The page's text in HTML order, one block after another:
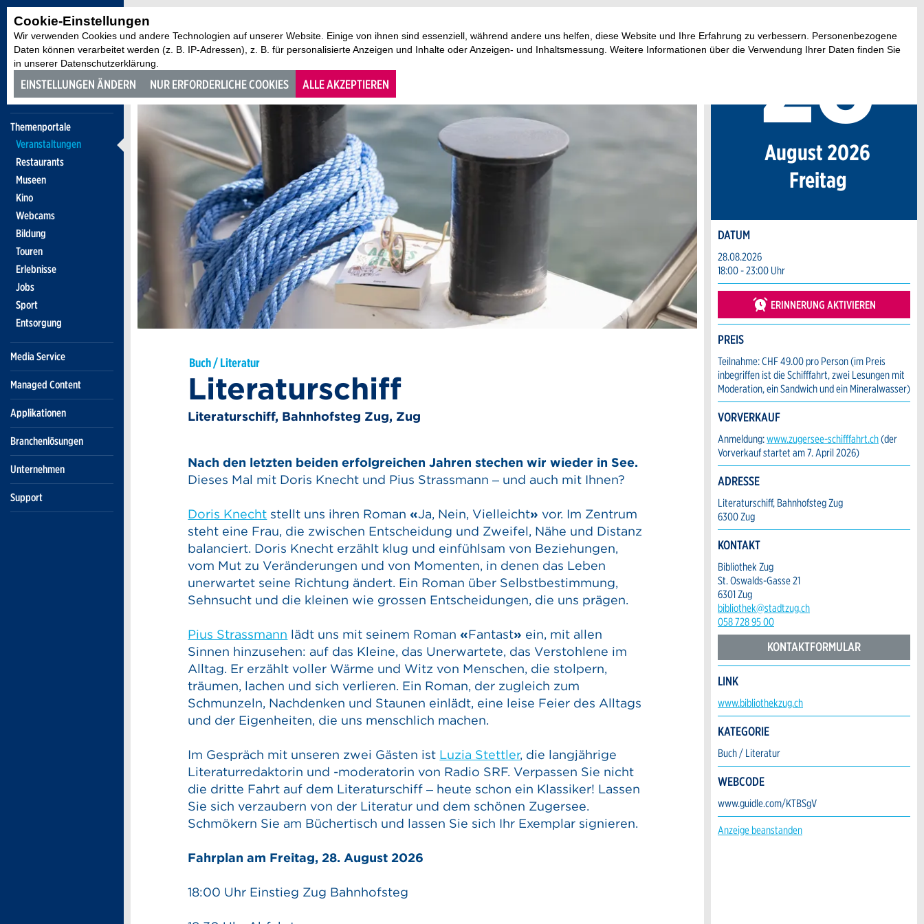
Cookie-Einstellungen
Wir verwenden Cookies und andere Technologien auf unserer Website. Einige von ihnen sind essenziell, während andere uns helfen, diese Website und Ihre Erfahrung zu verbessern. Personenbezogene
Daten können verarbeitet werden (z. B. IP-Adressen), z. B. für personalisierte Anzeigen und Inhalte oder Anzeigen- und Inhaltsmessung. Weitere Informationen über die Verwendung Ihrer Daten finden Sie
in unserer Datenschutzerklärung.
EINSTELLUNGEN ÄNDERN NUR ERFORDERLICHE COOKIES ALLE AKZEPTIEREN
Themenportale
Veranstaltungen
Restaurants
Museen
Kino
Webcams
Bildung
Touren
Erlebnisse
Jobs
Sport
Entsorgung
Media Service
Managed Content
Applikationen
Branchenlösungen
Unternehmen
Support
Buch / Literatur
Literaturschiff
Literaturschiff, Bahnhofsteg Zug, Zug
Nach den letzten beiden erfolgreichen Jahren stechen wir wieder in See.
Dieses Mal mit Doris Knecht und Pius Strassmann – und auch mit Ihnen?
Doris Knecht stellt uns ihren Roman«Ja, Nein, Vielleicht» vor. Im Zentrum
steht eine Frau, die zwischen Entscheidung und Zweifel, Nähe und Distanz
balanciert. Doris Knecht erzählt klug und einfühlsam von Beziehungen,
vom Mut zu Veränderungen und von Momenten, in denen das Leben
unerwartet seine Richtung ändert. Ein Roman über Selbstbestimmung,
Sehnsucht und die kleinen wie grossen Entscheidungen, die uns prägen.
Pius Strassmann lädt uns mit seinem Roman«Fantast» ein, mit allen
Sinnen hinzusehen: auf das Kleine, das Unerwartete, das Verstohlene im
Alltag. Er erzählt voller Wärme und Witz von Menschen, die stolpern,
träumen, lachen und sich verlieren. Ein Roman, der zugleich zum
Schmunzeln, Nachdenken und Staunen einlädt, eine leise Feier des Alltags
und der Eigenheiten, die uns menschlich machen.
Im Gespräch mit unseren zwei Gästen ist Luzia Stettler, die langjährige
Literaturredaktorin und -moderatorin von Radio SRF. Verpassen Sie nicht
die dritte Fahrt auf dem Literaturschiff – heute schon ein Klassiker! Lassen
Sie sich verzaubern von der Literatur und dem schönen Zugersee.
Schmökern Sie am Büchertisch und lassen Sie sich Ihr Exemplar signieren.
Fahrplan am Freitag, 28. August 2026
18:00 Uhr Einstieg Zug Bahnhofsteg
Freitag
28
. August 2026
DATUM
28.08.2026
18:00 - 23:00 Uhr
ERINNERUNG AKTIVIEREN
PREIS
Teilnahme: CHF 49.00 pro Person (im Preis
inbegriffen ist die Schifffahrt, zwei Lesungen mit
Moderation, ein Sandwich und ein Mineralwasser)
VORVERKAUF
Anmeldung:www.zugersee-schifffahrt.ch(der
Vorverkauf startet am 7. April 2026)
ADRESSE
Literaturschiff, Bahnhofsteg Zug
6300 Zug
KONTAKT
Bibliothek Zug
St. Oswalds-Gasse 21
6301 Zug
bibliothek@stadtzug.ch
058 728 95 00
KONTAKTFORMULAR
LINK
www.bibliothekzug.ch
KATEGORIE
Buch / Literatur
WEBCODE
www.guidle.com/KTBSgV
Anzeige beanstanden